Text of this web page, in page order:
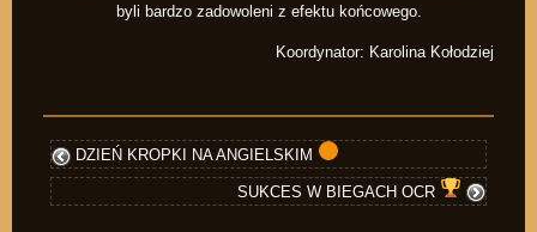
byli bardzo zadowoleni z efektu końcowego.
Koordynator: Karolina Kołodziej
DZIEŃ KROPKI NA ANGIELSKIM
SUKCES W BIEGACH OCR